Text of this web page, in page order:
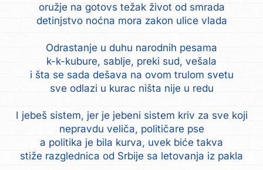
oružje na gotovs težak život od smrada
detinjstvo noćna mora zakon ulice vlada
Odrastanje u duhu narodnih pesama
k-k-kubure, sablje, preki sud, vešala
i šta se sada dešava na ovom trulom svetu
sve odlazi u kurac ništa nije u redu
I jebeš sistem, jer je jebeni sistem kriv za sve koji
nepravdu veliča, političare pse
a politika je bila kurva, uvek biće takva
stiže razglednica od Srbije sa letovanja iz pakla